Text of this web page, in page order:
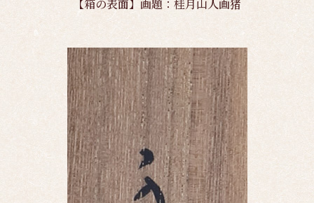
【箱の表面】画題：桂月山人画猪